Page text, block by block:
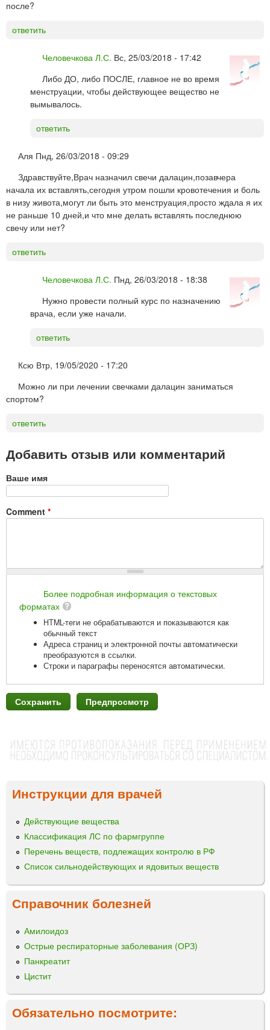
после?
ответить
Человечкова Л.С. Вс, 25/03/2018 - 17:42
Либо ДО, либо ПОСЛЕ, главное не во время
менструации, чтобы действующее вещество не
вымывалось.
ответить
Аля Пнд, 26/03/2018 - 09:29
Здравствуйте,Врач назначил свечи далацин,позавчера
начала их вставлять,сегодня утром пошли кровотечения и боль
в низу живота,могут ли быть это менструация,просто ждала я их
не раньше 10 дней,и что мне делать вставлять последнюю
свечу или нет?
ответить
Человечкова Л.С. Пнд, 26/03/2018 - 18:38
Нужно провести полный курс по назначению
врача, если уже начали.
ответить
Ксю Втр, 19/05/2020 - 17:20
Можно ли при лечении свечками далацин заниматься
спортом?
ответить
Добавить отзыв или комментарий
Ваше имя
Comment *
Более подробная информация о текстовых
форматах
HTML-теги не обрабатываются и показываются как
обычный текст
Адреса страниц и электронной почты автоматически
преобразуются в ссылки.
Строки и параграфы переносятся автоматически.
Инструкции для врачей
Действующие вещества
Классификация ЛС по фармгруппе
Перечень веществ, подлежащих контролю в РФ
Список сильнодействующих и ядовитых веществ
Справочник болезней
Амилоидоз
Острые респираторные заболевания (ОРЗ)
Панкреатит
Цистит
Обязательно посмотрите: